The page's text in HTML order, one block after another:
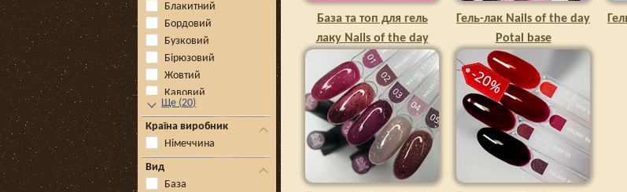
Блакитний
Бордовий
Бузковий
Бірюзовий
Жовтий
Кавовий
Ще (20)
Країна виробник
Німеччина
Вид
База
База та топ для гель
лаку Nails of the day
Гель-лак Nails of the day
Potal base